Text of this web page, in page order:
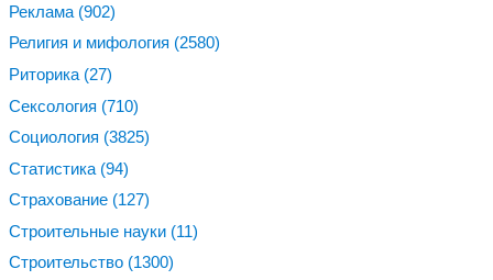
Реклама (902)
Религия и мифология (2580)
Риторика (27)
Сексология (710)
Социология (3825)
Статистика (94)
Страхование (127)
Строительные науки (11)
Строительство (1300)